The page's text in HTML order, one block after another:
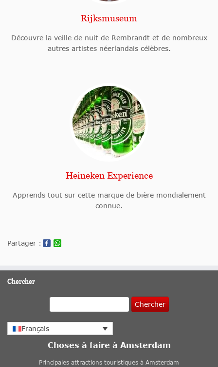
Rijksmuseum
Découvre la veille de nuit de Rembrandt et de nombreux
autres artistes néerlandais célèbres.
Heineken Experience
Apprends tout sur cette marque de bière mondialement
connue.
Partager :
Chercher
Chercher
Français
Choses à faire à Amsterdam
Principales attractions touristiques à Amsterdam